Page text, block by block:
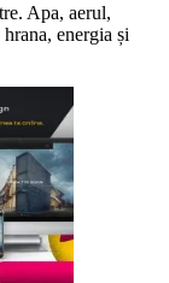
Apa, aerul,
energia și